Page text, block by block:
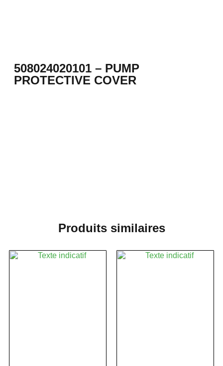
508024020101 – PUMP
PROTECTIVE COVER
Produits similaires